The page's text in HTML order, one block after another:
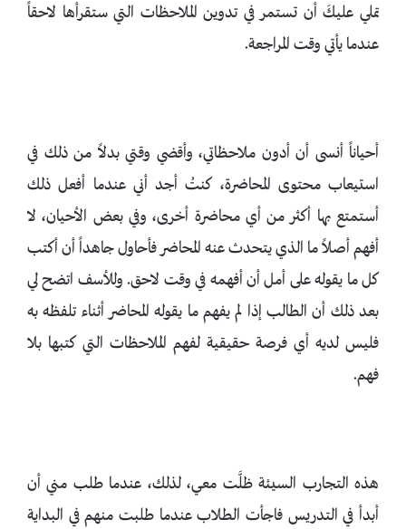
تملي عليكَ أن تستمر في تدوين الملاحظات التي ستقرأها لاحقاً
عندما يأتي وقت المراجعة.
أحياناً أنسى أن أدون ملاحظاتي، وأقضي وقتي بدلاً من ذلك في
استيعاب محتوى المحاضرة، كنتُ أجد أني عندما أفعل ذلك
أستمتع بها أكثر من أي محاضرة أخرى، وفي بعض الأحيان، لا
أفهم أصلاً ما الذي يتحدث عنه المحاضر فأحاول جاهداً أن أكتب
كل ما يقوله على أمل أن أفهمه في وقت لاحق. وللأسف اتضح لي
بعد ذلك أن الطالب إذا لم يفهم ما يقوله المحاضر أثناء تلفظه به
فليس لديه أي فرصة حقيقية لفهم الملاحظات التي كتبها بلا
فهم.
هذه التجارب السيئة ظلَّت معي، لذلك، عندما طلب مني أن
أبدأ في التدريس فاجأت الطلاب عندما طلبت منهم في البداية